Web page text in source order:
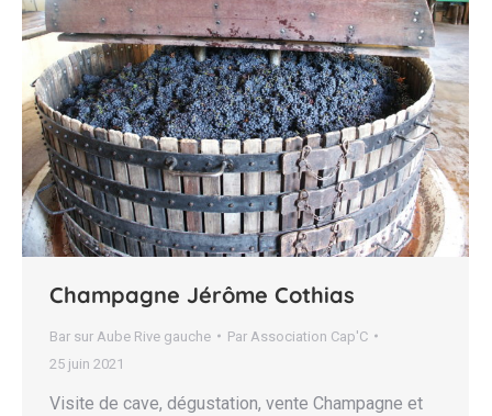
Champagne Jérôme Cothias
Bar sur Aube Rive gauche Par Association Cap'C
25 juin 2021
Visite de cave, dégustation, vente Champagne et